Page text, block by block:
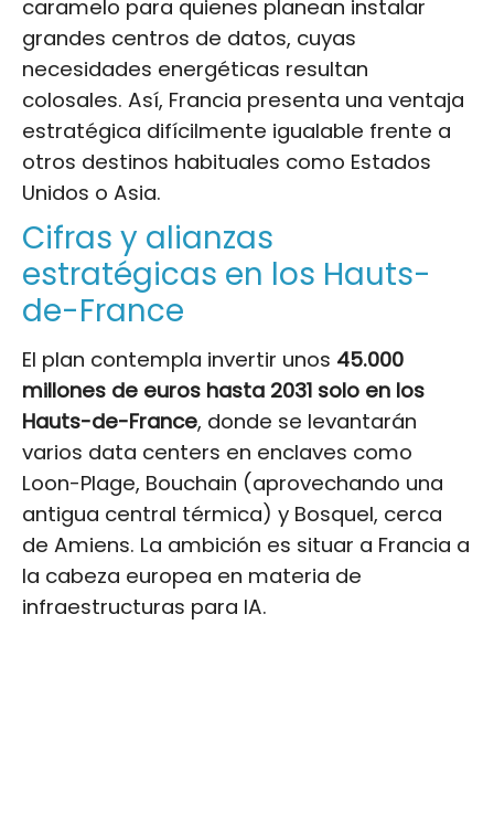
caramelo para quienes planean instalar
grandes centros de datos, cuyas
necesidades energéticas resultan
colosales. Así, Francia presenta una ventaja
estratégica difícilmente igualable frente a
otros destinos habituales como Estados
Unidos o Asia.
Cifras y alianzas
estratégicas en los Hauts-
de-France
El plan contempla invertir unos 45.000
millones de euros hasta 2031 solo en los
Hauts-de-France, donde se levantarán
varios data centers en enclaves como
Loon-Plage, Bouchain (aprovechando una
antigua central térmica) y Bosquel, cerca
de Amiens. La ambición es situar a Francia a
la cabeza europea en materia de
infraestructuras para IA.